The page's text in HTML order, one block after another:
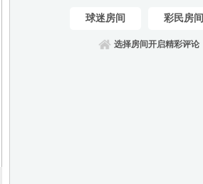
球迷房间 彩民房间
选择房间开启精彩评论